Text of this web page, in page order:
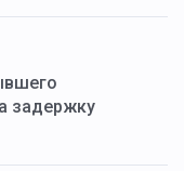
задержку